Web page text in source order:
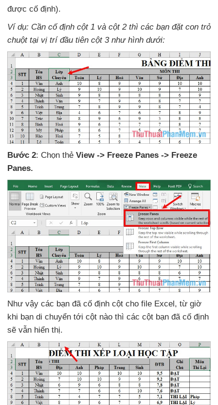
được cố định).
Ví dụ: Cần cố định cột 1 và cột 2 thì các bạn đặt con trỏ
chuột tại vị trí đầu tiên cột 3 như hình dưới:
Bước 2: Chọn thẻ View -> Freeze Panes -> Freeze
Panes.
Như vậy các bạn đã cố định cột cho file Excel, từ giờ
khi bạn di chuyển tới cột nào thì các cột bạn đã cố định
sẽ vẫn hiển thị.